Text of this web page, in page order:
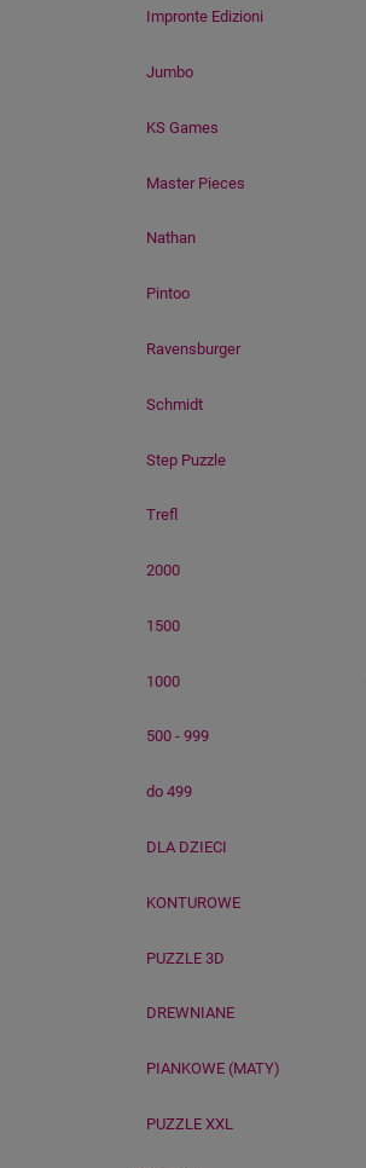
Impronte Edizioni
Jumbo
KS Games
Master Pieces
Nathan
Pintoo
Ravensburger
Schmidt
Step Puzzle
Trefl
2000
1500
1000
500 - 999
do 499
DLA DZIECI
KONTUROWE
PUZZLE 3D
DREWNIANE
PIANKOWE (MATY)
PUZZLE XXL